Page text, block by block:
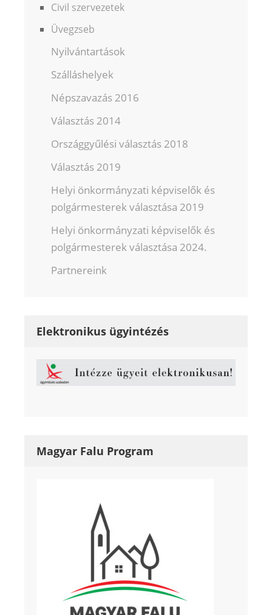
Civil szervezetek
Üvegzseb
Nyilvántartások
Szálláshelyek
Népszavazás 2016
Választás 2014
Országgyűlési választás 2018
Választás 2019
Helyi önkormányzati képviselők és
polgármesterek választása 2019
Helyi önkormányzati képviselők és
polgármesterek választása 2024.
Partnereink
Elektronikus ügyintézés
Magyar Falu Program